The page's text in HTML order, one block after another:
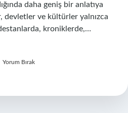
daha geniş bir anlatıya
devletler ve kültürler yalnızca
kroniklerde,…
Yorum Bırak